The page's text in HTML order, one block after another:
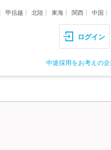
甲信越 北陸 東海 関西 中国
ログイン
中途採用をお考えの